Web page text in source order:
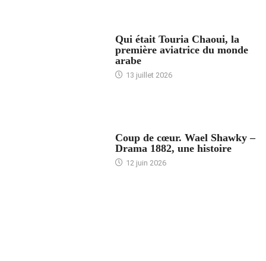
Qui était Touria Chaoui, la
première aviatrice du monde
arabe
13 juillet 2026
Coup de cœur. Wael Shawky –
Drama 1882, une histoire
12 juin 2026